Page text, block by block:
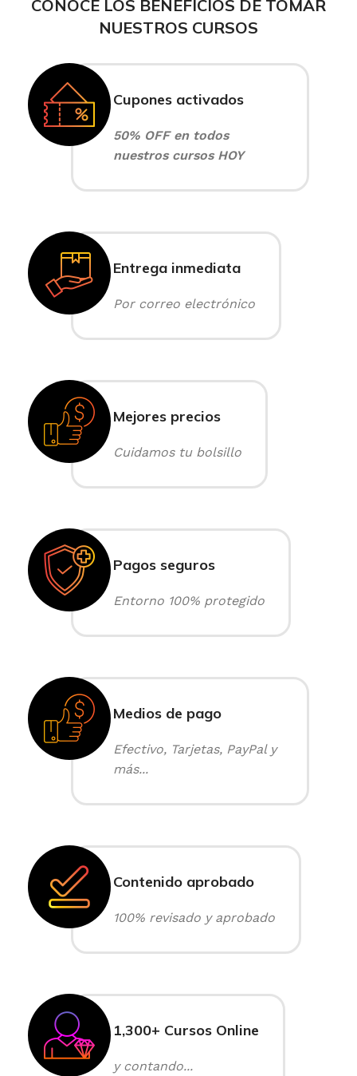
CONOCE LOS BENEFICIOS DE TOMAR
NUESTROS CURSOS
Cupones activados
50% OFF en todos
nuestros cursos HOY
Entrega inmediata
Por correo electrónico
Mejores precios
Cuidamos tu bolsillo
Pagos seguros
Entorno 100% protegido
Medios de pago
Efectivo, Tarjetas, PayPal y
más...
Contenido aprobado
100% revisado y aprobado
1,300+ Cursos Online
y contando...